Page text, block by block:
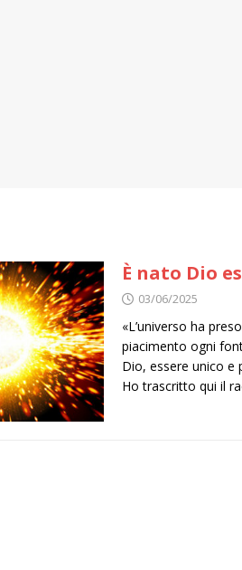
È nato Dio
03/06/2025
«L’universo ha
piacimento ogni
Dio, essere unico
Ho trascritto qui il